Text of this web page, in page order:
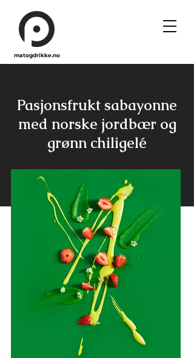
matogdrikke.no
Pasjonsfrukt sabayonne
med norske jordbær og
grønn chiligelé